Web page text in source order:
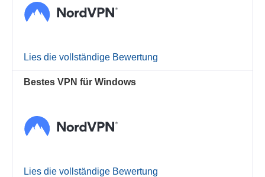
Lies die vollständige Bewertung
Bestes VPN für Windows
Lies die vollständige Bewertung